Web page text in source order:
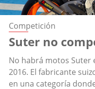
Competición
Suter no
No habrá motos Suter
2016. El fabricante
en una categoría